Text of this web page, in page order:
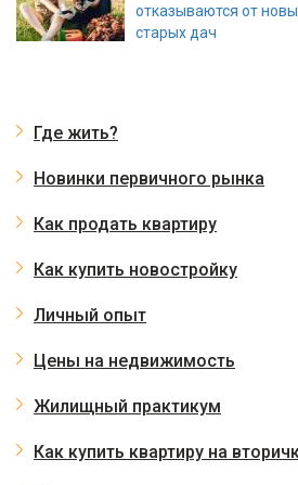
отказываются от
старых дач
Где жить?
Новинки первичного рынка
Как продать квартиру
Как купить новостройку
Личный опыт
Цены на недвижимость
Жилищный практикум
Как купить квартиру на